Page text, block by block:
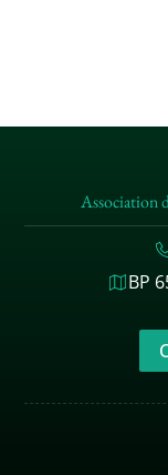
Association
BP